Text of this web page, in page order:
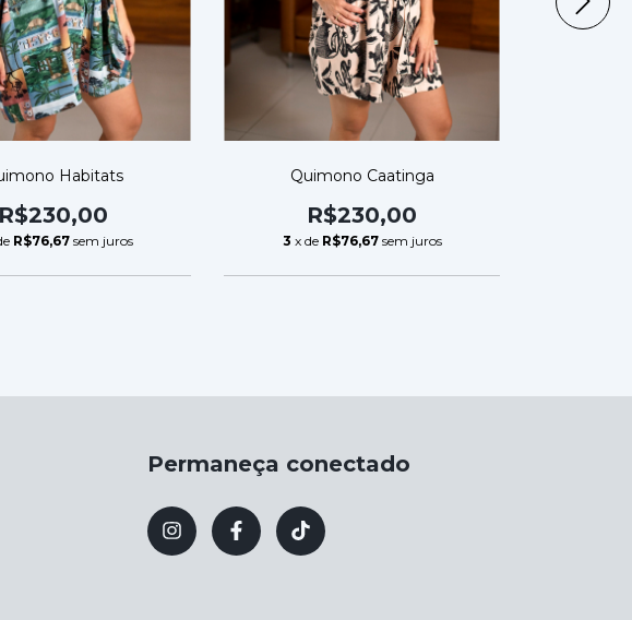
Habitats
R$230,00
R$76,67 sem juros
Quimono Caatinga
R$230,00
3 x de R$76,67 sem juros
Permaneça conectado